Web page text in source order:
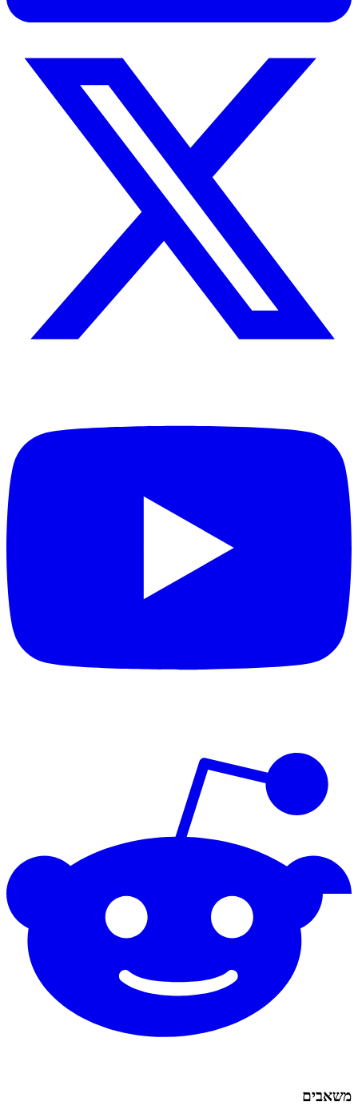
משאבים